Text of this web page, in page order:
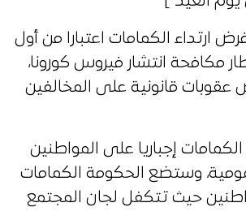
ارتداء الكمامات اعتبارا من أول
مكافحة انتشار فيروس كورونا،
قانونية على المخالفين
الكمامات إجباريا على المواطنين
وستضع الحكومة الكمامات
حيث تتكفل لجان المجتمع